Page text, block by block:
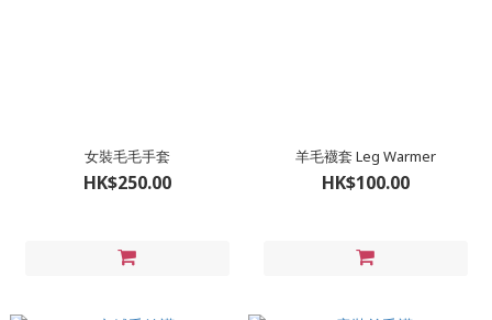
女裝毛毛手套
HK$250.00
羊毛襪套 Leg Warmer
HK$100.00